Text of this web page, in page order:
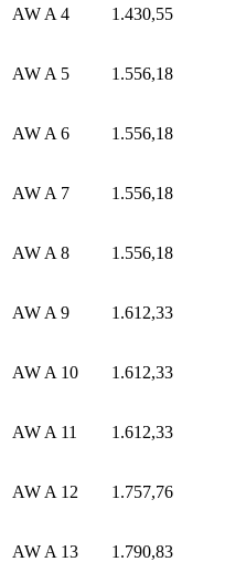
AW A 4 1.430,55
AW A 5 1.556,18
AW A 6 1.556,18
AW A 7 1.556,18
AW A 8 1.556,18
AW A 9 1.612,33
AW A 10 1.612,33
AW A 11 1.612,33
AW A 12 1.757,76
AW A 13 1.790,83